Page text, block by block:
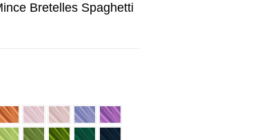
Bretelles Spaghetti